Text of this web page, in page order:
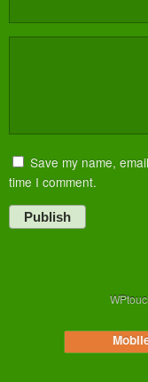
Save my name,
time I comment.
Publish